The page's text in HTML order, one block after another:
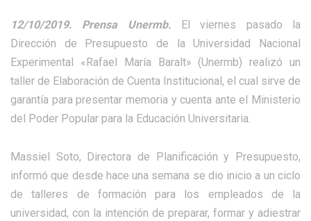
12/10/2019. Prensa Unermb. El viernes pasado la
Dirección de Presupuesto de la Universidad Nacional
Experimental «Rafael María Baralt» (Unermb) realizó un
taller de Elaboración de Cuenta Institucional, el cual sirve de
garantía para presentar memoria y cuenta ante el Ministerio
del Poder Popular para la Educación Universitaria.
Massiel Soto, Directora de Planificación y Presupuesto,
informó que desde hace una semana se dio inicio a un ciclo
de talleres de formación para los empleados de la
universidad, con la intención de preparar, formar y adiestrar